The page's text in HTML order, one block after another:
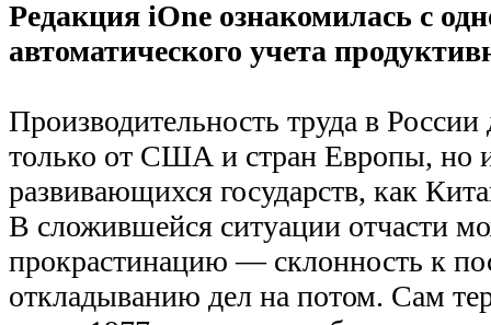
Редакция iOne ознакомилась с
автоматического учета
Производительность труда в России
только от США и стран Европы, но
развивающихся государств, как
В сложившейся ситуации отчасти
прокрастинацию — склонность к
откладыванию дел на потом. Сам